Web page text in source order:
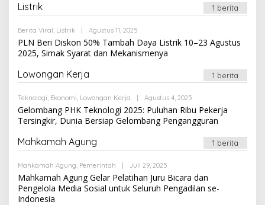
Listrik 1 berita
Berita Viral, Listrik Agustus 11, 2025
Newssportsaz_0q4zf1
PLN Beri Diskon 50% Tambah Daya Listrik 10–23 Agustus
2025, Simak Syarat dan Mekanismenya
Lowongan Kerja 1 berita
Teknologi, Ekonomi, Lowongan Kerja Agustus 4, 2025
Newssportsaz_0q4zf1
Gelombang PHK Teknologi 2025: Puluhan Ribu Pekerja
Tersingkir, Dunia Bersiap Gelombang Pengangguran
Mahkamah Agung 1 berita
Mahkamah Agung, Pemerintah Juli 29, 2025
Newssportsaz_0q4zf1
Mahkamah Agung Gelar Pelatihan Juru Bicara dan
Pengelola Media Sosial untuk Seluruh Pengadilan se-
Indonesia